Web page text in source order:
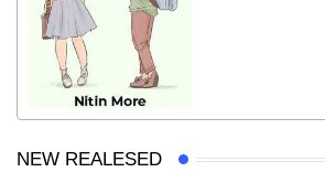
NEW REALESED